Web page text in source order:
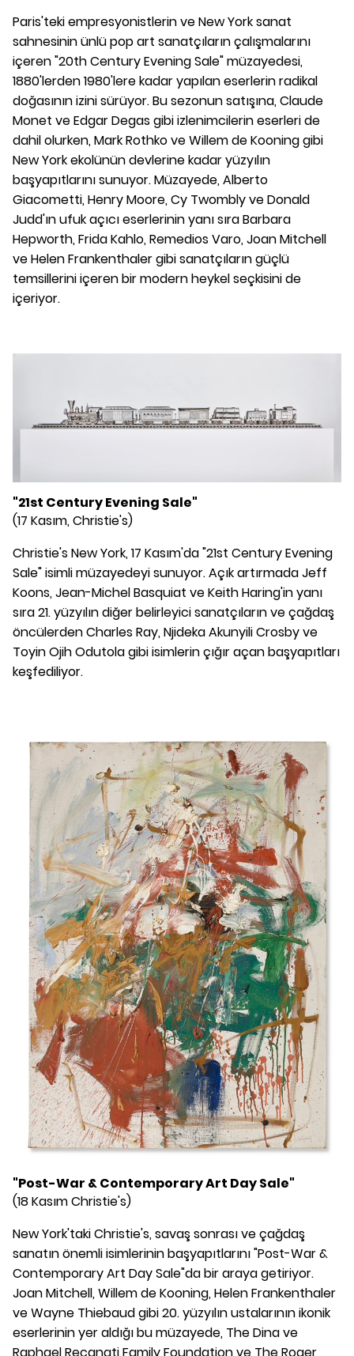
Paris'teki empresyonistlerin ve New York sanat
sahnesinin ünlü pop art sanatçıların çalışmalarını
içeren "20th Century Evening Sale" müzayedesi,
1880'lerden 1980'lere kadar yapılan eserlerin radikal
doğasının izini sürüyor. Bu sezonun satışına, Claude
Monet ve Edgar Degas gibi izlenimcilerin eserleri de
dahil olurken, Mark Rothko ve Willem de Kooning gibi
New York ekolünün devlerine kadar yüzyılın
başyapıtlarını sunuyor. Müzayede, Alberto
Giacometti, Henry Moore, Cy Twombly ve Donald
Judd'ın ufuk açıcı eserlerinin yanı sıra Barbara
Hepworth, Frida Kahlo, Remedios Varo, Joan Mitchell
ve Helen Frankenthaler gibi sanatçıların güçlü
temsillerini içeren bir modern heykel seçkisini de
içeriyor.
"21st Century Evening Sale"
(17 Kasım, Christie's)
Christie's New York, 17 Kasım'da "21st Century Evening
Sale" isimli müzayedeyi sunuyor. Açık artırmada Jeff
Koons, Jean-Michel Basquiat ve Keith Haring'in yanı
sıra 21. yüzyılın diğer belirleyici sanatçıların ve çağdaş
öncülerden Charles Ray, Njideka Akunyili Crosby ve
Toyin Ojih Odutola gibi isimlerin çığır açan başyapıtları
keşfediliyor.
"Post-War & Contemporary Art Day Sale"
(18 Kasım Christie's)
New York'taki Christie's, savaş sonrası ve çağdaş
sanatın önemli isimlerinin başyapıtlarını "Post-War &
Contemporary Art Day Sale"da bir araya getiriyor.
Joan Mitchell, Willem de Kooning, Helen Frankenthaler
ve Wayne Thiebaud gibi 20. yüzyılın ustalarının ikonik
eserlerinin yer aldığı bu müzayede, The Dina ve
Raphael Recanati Family Foundation ve The Roger